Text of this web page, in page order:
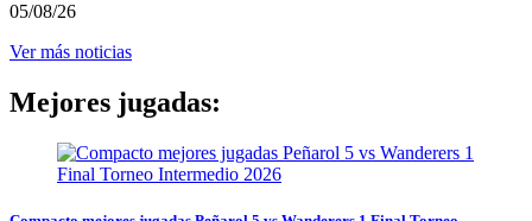
05/08/26
Ver más noticias
Mejores jugadas: